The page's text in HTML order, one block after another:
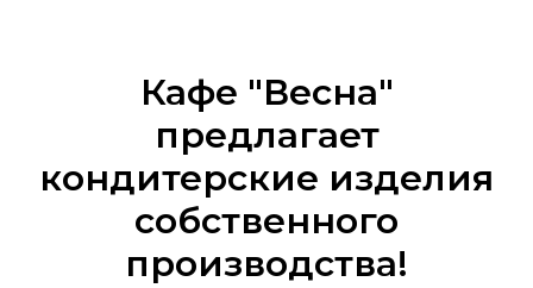
Кафе "Весна"
предлагает
кондитерские изделия
собственного
производства!